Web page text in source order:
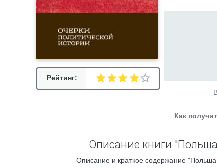
Рейтинг:
Как
Описание книги
Описание и краткое содержание "Польша